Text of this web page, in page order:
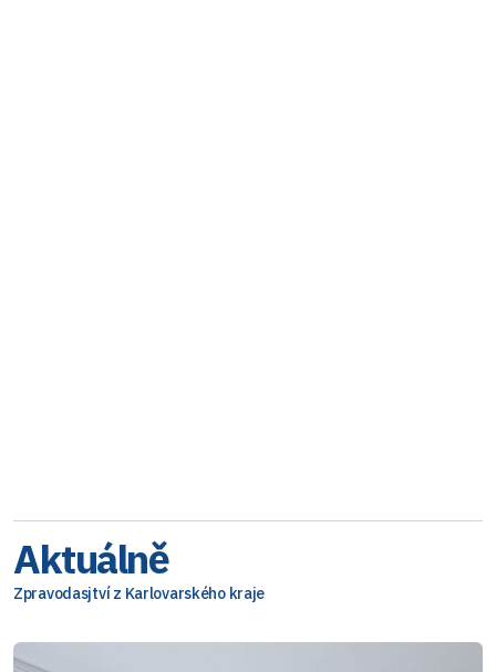
Aktuálně
Zpravodasjtví z Karlovarského kraje